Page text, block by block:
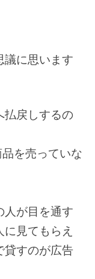
議に思います
払戻しするの
を売っていな
人が目を通す
見てもらえ
貸すのが広告